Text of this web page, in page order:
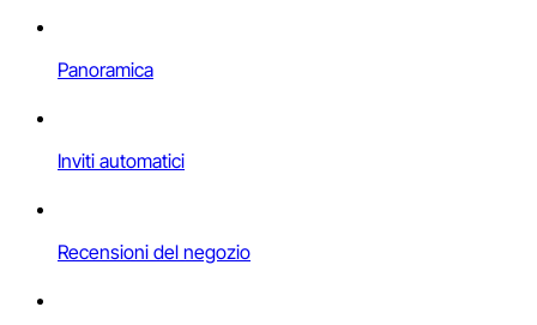
Panoramica
Inviti automatici
Recensioni del negozio